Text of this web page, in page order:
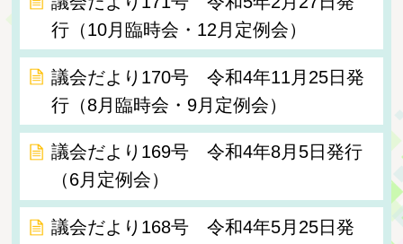
行（10月臨時会・12月定例会）
議会だより170号 令和4年11月25日発
行（8月臨時会・9月定例会）
議会だより169号 令和4年8月5日発行
（6月定例会）
議会だより168号 令和4年5月25日発